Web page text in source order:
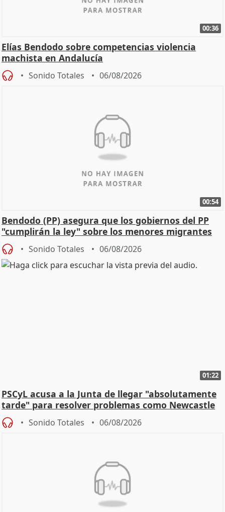
00:36
Elías Bendodo sobre competencias violencia
machista en Andalucía
Sonido Totales 06/08/2026
00:54
Bendodo (PP) asegura que los gobiernos del PP
"cumplirán la ley" sobre los menores migrantes
Sonido Totales 06/08/2026
01:22
PSCyL acusa a la Junta de llegar "absolutamente
tarde" para resolver problemas como Newcastle
Sonido Totales 06/08/2026